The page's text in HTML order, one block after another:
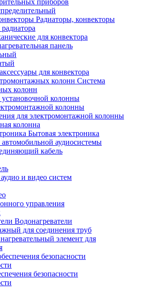
приборов
Радиаторы, конвекторы
для конвектора
панель
для конвектора
Система
колонн
установочной колонны
колонны
для электромонтажной колонны
колонна
Бытовая электроника
аудиосистемы
кабель
и видео систем
управления
Водонагреватели
для соединения труб
элемент для
безопасности